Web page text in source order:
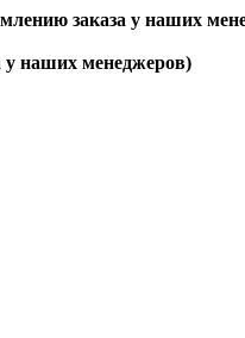
заказа у наших
у наших менеджеров)